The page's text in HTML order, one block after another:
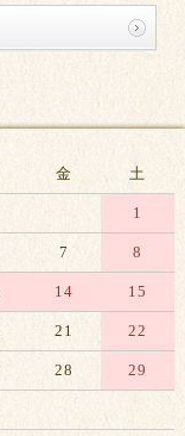
金 土
1
7 8
14 15
21 22
28 29